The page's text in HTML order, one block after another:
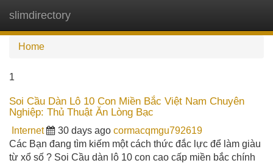
slimdirectory
Home
1
Soi Cầu Dàn Lô 10 Con Miền Bắc Việt Nam Chuyên
Nghiệp: Thủ Thuật Ăn Lòng Bạc
Internet 30 days ago cormacqmgu792619
Các Bạn đang tìm kiếm một cách thức đắc lực để làm giàu
từ xổ số ? Soi Cầu dàn lô 10 con cao cấp miền bắc chính